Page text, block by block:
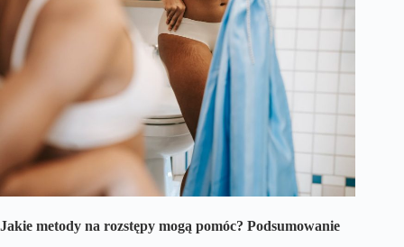
Jakie metody na rozstępy mogą pomóc? Podsumowanie